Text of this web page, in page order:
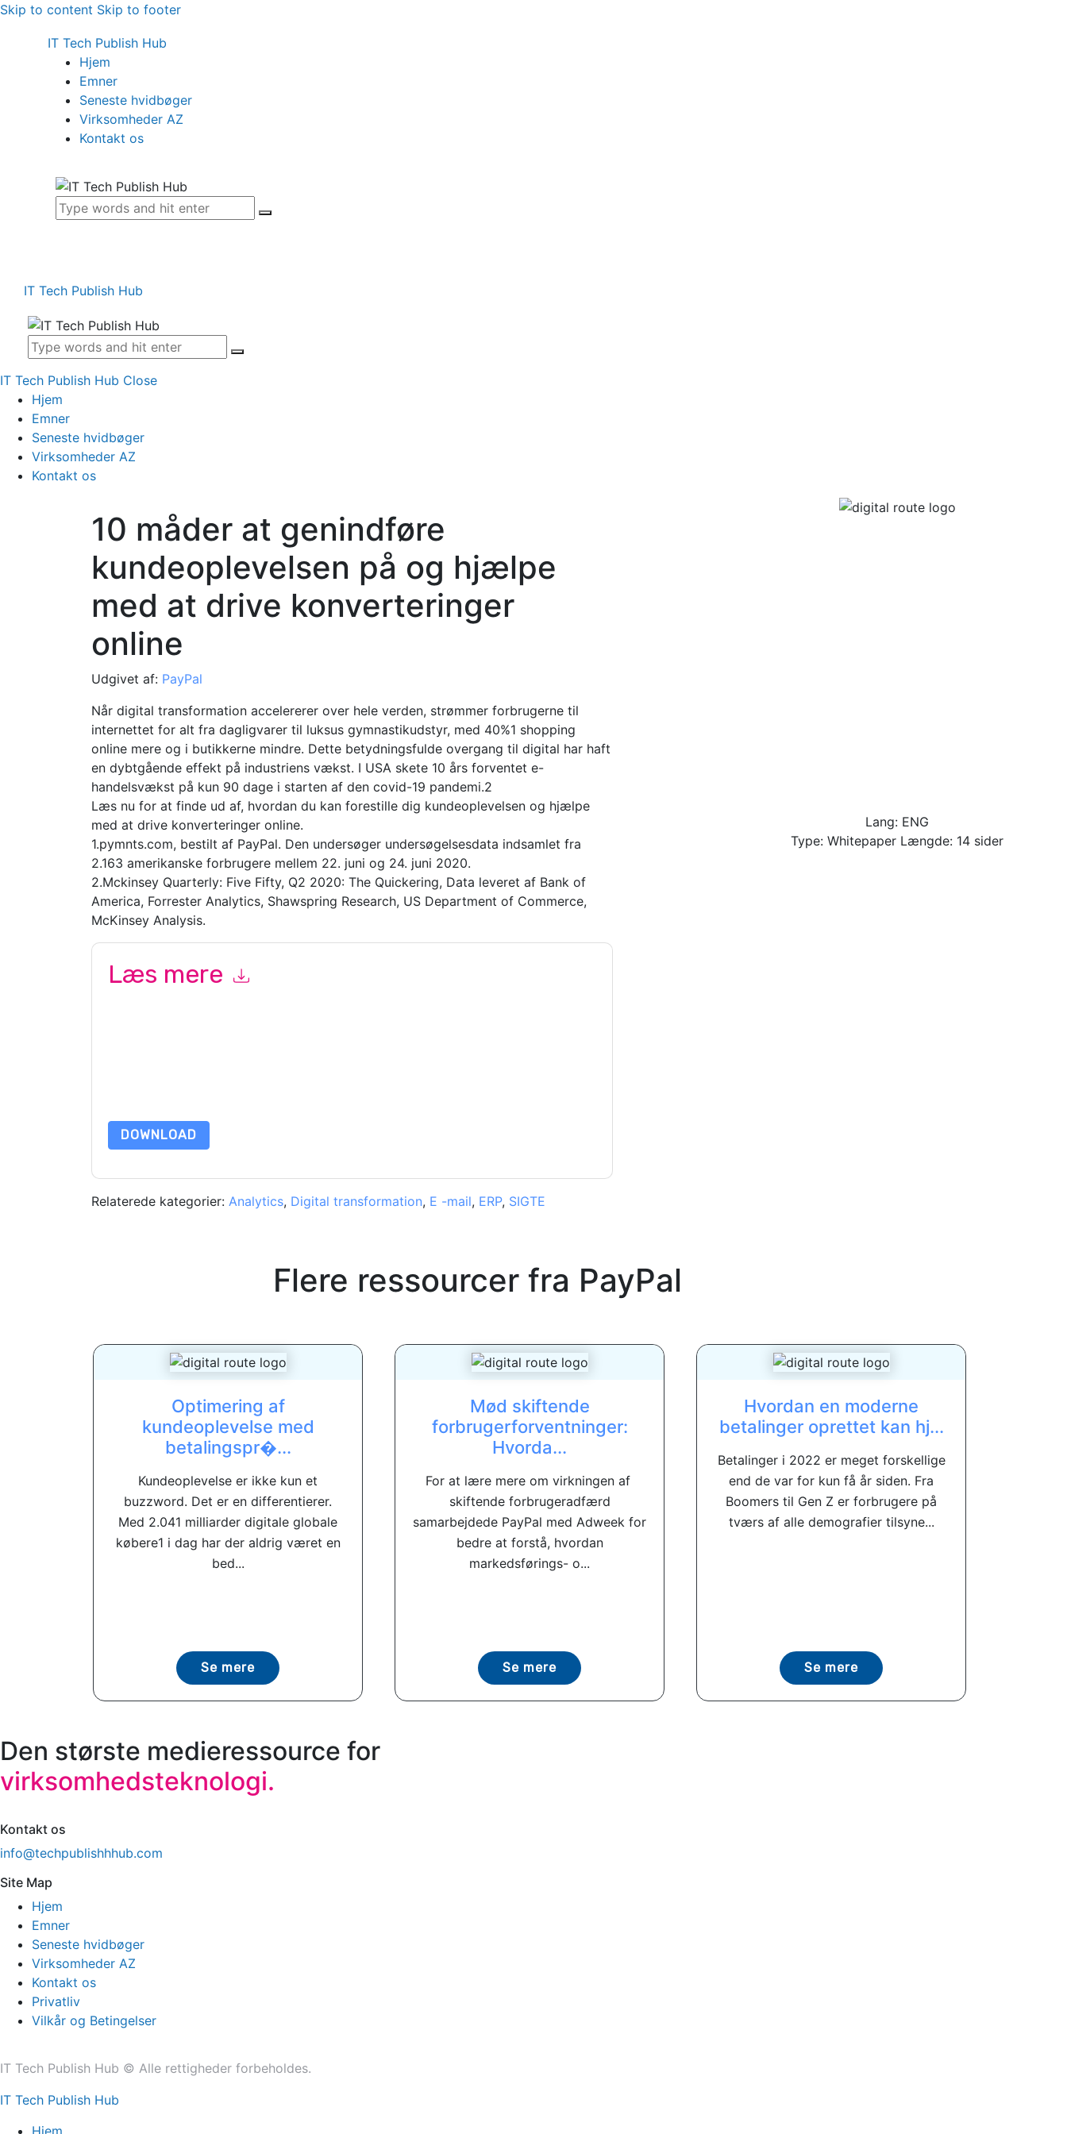
Skip to content Skip to footer
IT Tech Publish Hub
Hjem
Emner
Seneste hvidbøger
Virksomheder AZ
Kontakt os
IT Tech Publish Hub
IT Tech Publish Hub Close
Hjem
Emner
Seneste hvidbøger
Virksomheder AZ
Kontakt os
10 måder at genindføre
kundeoplevelsen på og hjælpe
med at drive konverteringer
online
Udgivet af: PayPal
Når digital transformation accelererer over hele verden, strømmer forbrugerne til
internettet for alt fra dagligvarer til luksus gymnastikudstyr, med 40%1 shopping
online mere og i butikkerne mindre. Dette betydningsfulde overgang til digital har haft
en dybtgående effekt på industriens vækst. I USA skete 10 års forventet e-
handelsvækst på kun 90 dage i starten af ​​den covid-19 pandemi.2
Læs nu for at finde ud af, hvordan du kan forestille dig kundeoplevelsen og hjælpe
med at drive konverteringer online.
1.pymnts.com, bestilt af PayPal. Den undersøger undersøgelsesdata indsamlet fra
2.163 amerikanske forbrugere mellem 22. juni og 24. juni 2020.
2.Mckinsey Quarterly: Five Fifty, Q2 2020: The Quickering, Data leveret af Bank of
America, Forrester Analytics, Shawspring Research, US Department of Commerce,
McKinsey Analysis.
Læs mere
DOWNLOAD
Relaterede kategorier: Analytics, Digital transformation, E -mail, ERP, SIGTE
Lang: ENG
Type: Whitepaper Længde: 14 sider
Flere ressourcer fra PayPal
Optimering af
kundeoplevelse med
betalingspr�...
Kundeoplevelse er ikke kun et
buzzword. Det er en differentierer.
Med 2.041 milliarder digitale globale
købere1 i dag har der aldrig været en
bed...
Se mere
Mød skiftende
forbrugerforventninger:
Hvorda...
For at lære mere om virkningen af ​​
skiftende forbrugeradfærd
samarbejdede PayPal med Adweek for
bedre at forstå, hvordan
markedsførings- o...
Se mere
Hvordan en moderne
betalinger oprettet kan hj...
Betalinger i 2022 er meget forskellige
end de var for kun få år siden. Fra
Boomers til Gen Z er forbrugere på
tværs af alle demografier tilsyne...
Se mere
Den største medieressource for
virksomhedsteknologi.
Kontakt os
info@techpublishhhub.com
Site Map
Hjem
Emner
Seneste hvidbøger
Virksomheder AZ
Kontakt os
Privatliv
Vilkår og Betingelser
IT Tech Publish Hub © Alle rettigheder forbeholdes.
IT Tech Publish Hub